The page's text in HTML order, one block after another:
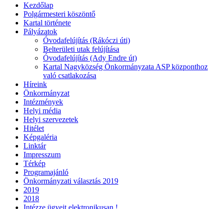
Kezdőlap
Polgármesteri köszöntő
Kartal története
Pályázatok
Óvodafelújítás (Rákóczi úti)
Belterületi utak felújítása
Óvodafelújítás (Ady Endre út)
Kartal Nagyközség Önkormányzata ASP központhoz
való csatlakozása
Híreink
Önkormányzat
Intézmények
Helyi média
Helyi szervezetek
Hitélet
Képgaléria
Linktár
Impresszum
Térkép
Programajánló
Önkormányzati választás 2019
2019
2018
Intézze ügyeit elektronikusan !